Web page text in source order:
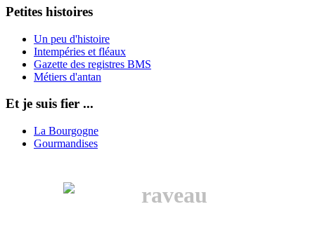
Petites histoires
Un peu d'histoire
Intempéries et fléaux
Gazette des registres BMS
Métiers d'antan
Et je suis fier ...
La Bourgogne
Gourmandises